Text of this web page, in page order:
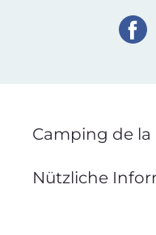
Camping de la
Nützliche